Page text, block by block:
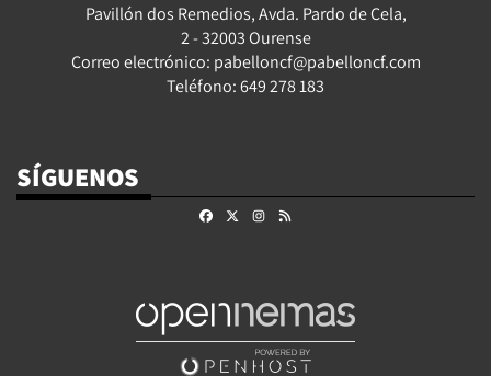
Pavillón dos Remedios, Avda. Pardo de Cela,
2 - 32003 Ourense
Correo electrónico: pabelloncf@pabelloncf.com
Teléfono: 649 278 183
SÍGUENOS
FacebookInstagram